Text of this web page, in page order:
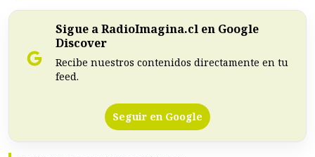
Sigue a RadioImagina.cl en Google
Discover
Recibe nuestros contenidos directamente en tu
feed.
Seguir en Google